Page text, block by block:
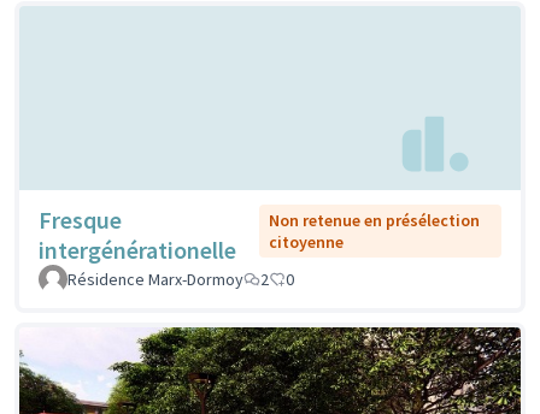
Fresque
intergénérationelle
Non retenue en présélection
citoyenne
Résidence Marx-Dormoy
2 0